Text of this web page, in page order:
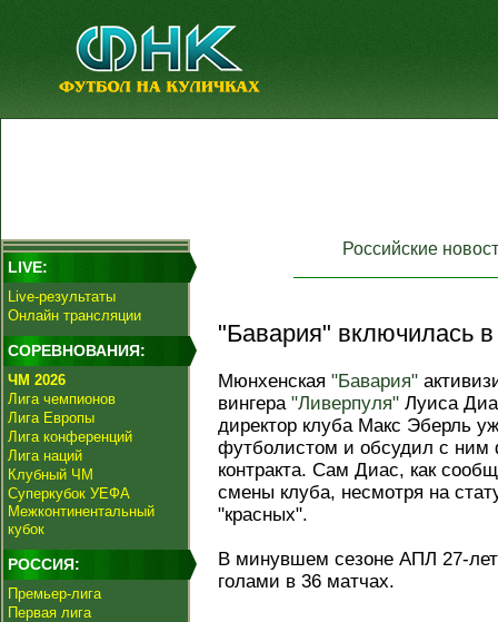
LIVE:
Live-результаты
Онлайн трансляции
СОРЕВНОВАНИЯ:
ЧМ 2026
Лига чемпионов
Лига Европы
Лига конференций
Лига наций
Клубный ЧМ
Суперкубок УЕФА
Межконтинентальный
кубок
РОССИЯ:
Премьер-лига
Первая лига
Российские
"Бавария" включилась
Мюнхенская "Бавария"
вингера "Ливерпуля" Луиса
директор клуба Макс Эберль
футболистом и обсудил с ним
контракта. Сам Диас, как
смены клуба, несмотря на
"красных".
В минувшем сезоне АПЛ 27-
голами в 36 матчах.